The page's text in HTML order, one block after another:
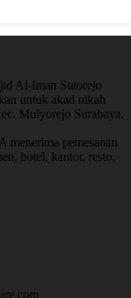
Al-Iman Sutorejo
untuk akad nikah
Mulyorejo Surabaya.
pemesanan
hotel, kantor, resto,